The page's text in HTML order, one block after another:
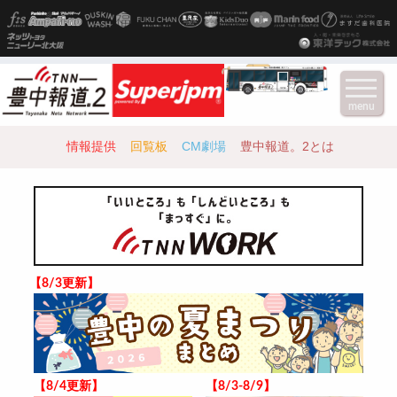
情報提供 回覧板 CM劇場 豊中報道。2とは
【8/3更新】
【8/4更新】 【8/3-8/9】
menu